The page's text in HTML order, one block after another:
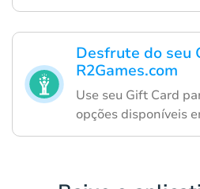
Desfrute do seu
R2Games.com
Use seu Gift Card
opções disponíveis